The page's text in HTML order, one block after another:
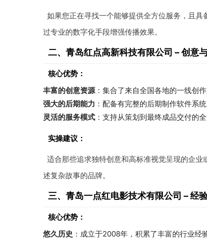
如果您正在寻找一个能够提供全方位服务，且
过专业的数字化手段增强传播效果。
二、青岛红点高新科技有限公司 – 创意
核心优势：
丰富的创意资源 ：集合了来自全国各地的一线创作
强大的后期能力 ：配备有完整的后期制作软件系
灵活的服务模式 ：支持从策划到最终成品交付的
实操建议：
适合那些追求独特创意和高标准视觉呈现的企
述复杂故事的品牌。
三、青岛一点红电影技术有限公司 – 经
核心优势：
悠久历史 ：成立于2008年，积累了丰富的行业经验